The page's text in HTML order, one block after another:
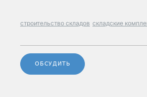
строительство складов складские
ОБСУДИТЬ